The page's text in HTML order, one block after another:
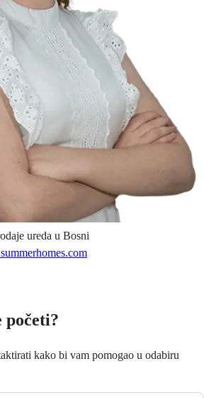
ureda u Bosni
početi?
kako bi vam pomogao u odabiru